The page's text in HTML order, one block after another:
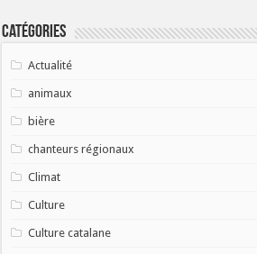
Catégories
Actualité
animaux
bière
chanteurs régionaux
Climat
Culture
Culture catalane